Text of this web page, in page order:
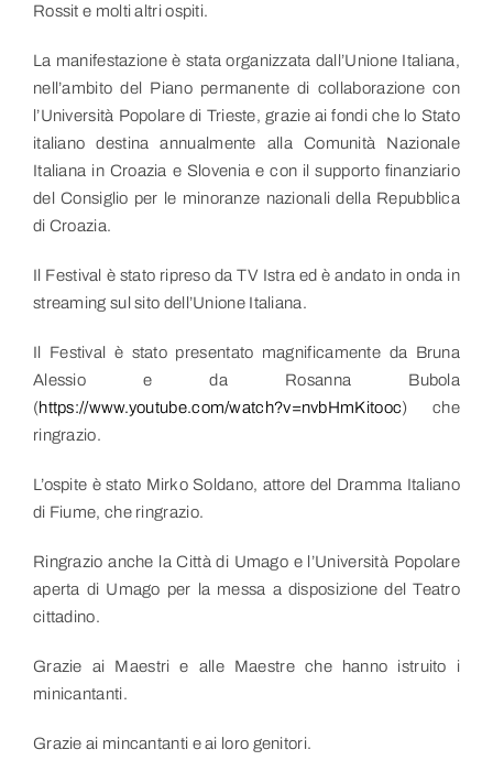
Rossit e molti altri ospiti.
La manifestazione è stata organizzata dall’Unione Italiana,
nell’ambito del Piano permanente di collaborazione con
l’Università Popolare di Trieste, grazie ai fondi che lo Stato
italiano destina annualmente alla Comunità Nazionale
Italiana in Croazia e Slovenia e con il supporto finanziario
del Consiglio per le minoranze nazionali della Repubblica
di Croazia.
Il Festival è stato ripreso da TV Istra ed è andato in onda in
streaming sul sito dell’Unione Italiana.
Il Festival è stato presentato magnificamente da Bruna
Alessio e da Rosanna Bubola
(https://www.youtube.com/watch?v=nvbHmKitooc) che
ringrazio.
L’ospite è stato Mirko Soldano, attore del Dramma Italiano
di Fiume, che ringrazio.
Ringrazio anche la Città di Umago e l’Università Popolare
aperta di Umago per la messa a disposizione del Teatro
cittadino.
Grazie ai Maestri e alle Maestre che hanno istruito i
minicantanti.
Grazie ai mincantanti e ai loro genitori.